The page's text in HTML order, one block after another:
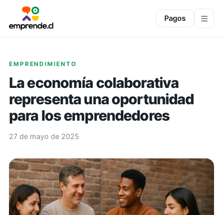
Pagos
EMPRENDIMIENTO
La economía colaborativa
representa una oportunidad
para los emprendedores
27 de mayo de 2025